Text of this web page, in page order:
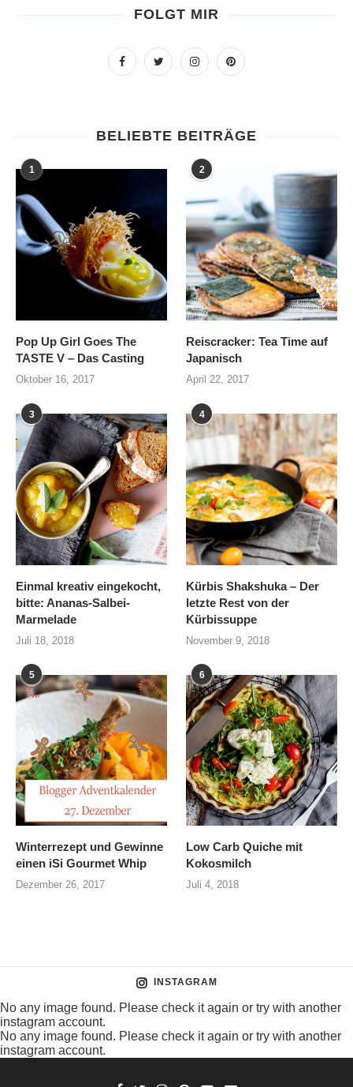
FOLGT MIR
BELIEBTE BEITRÄGE
1
Pop Up Girl Goes The
TASTE V – Das Casting
Oktober 16, 2017
2
Reiscracker: Tea Time auf
Japanisch
April 22, 2017
3
Einmal kreativ eingekocht,
bitte: Ananas-Salbei-
Marmelade
Juli 18, 2018
4
Kürbis Shakshuka – Der
letzte Rest von der
Kürbissuppe
November 9, 2018
5
Winterrezept und Gewinne
einen iSi Gourmet Whip
Dezember 26, 2017
6
Low Carb Quiche mit
Kokosmilch
Juli 4, 2018
INSTAGRAM
No any image found. Please check it again or try with another
instagram account.
No any image found. Please check it again or try with another
instagram account.